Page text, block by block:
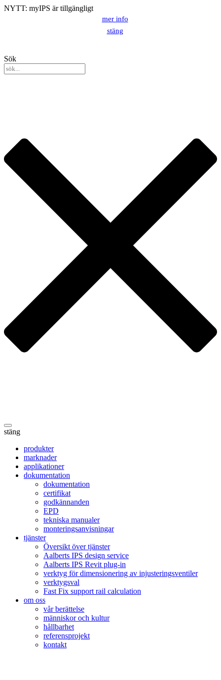
NYTT: myIPS är tillgängligt
mer info
stäng
Sök
stäng
produkter
marknader
applikationer
dokumentation
dokumentation
certifikat
godkännanden
EPD
tekniska manualer
monteringsanvisningar
tjänster
Översikt över tjänster
Aalberts IPS design service
Aalberts IPS Revit plug-in
verktyg för dimensionering av injusteringsventiler
verktygsval
Fast Fix support rail calculation
om oss
vår berättelse
människor och kultur
hållbarhet
referensprojekt
kontakt